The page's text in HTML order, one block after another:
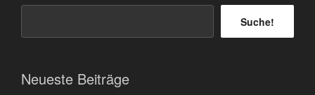
Suche!
Neueste Beiträge